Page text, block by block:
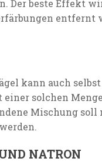
Der beste Effekt
entfernt
kann auch
solchen
Mischung
NATRON